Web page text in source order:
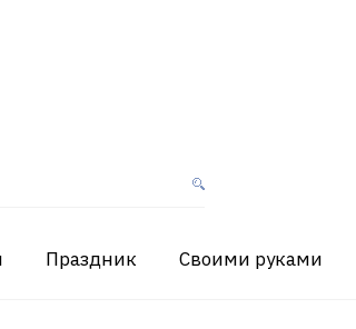
Праздник Своими руками